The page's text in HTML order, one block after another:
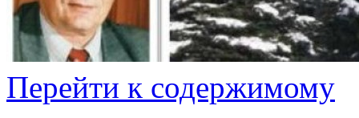
Перейти к содержимому